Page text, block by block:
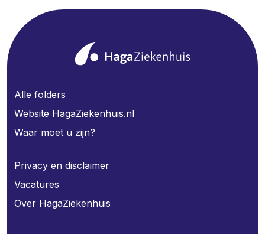
Alle folders
Website HagaZiekenhuis.nl
Waar moet u zijn?
Privacy en disclaimer
Vacatures
Over HagaZiekenhuis